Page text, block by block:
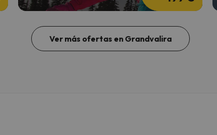
Ver más ofertas en Grandvalira